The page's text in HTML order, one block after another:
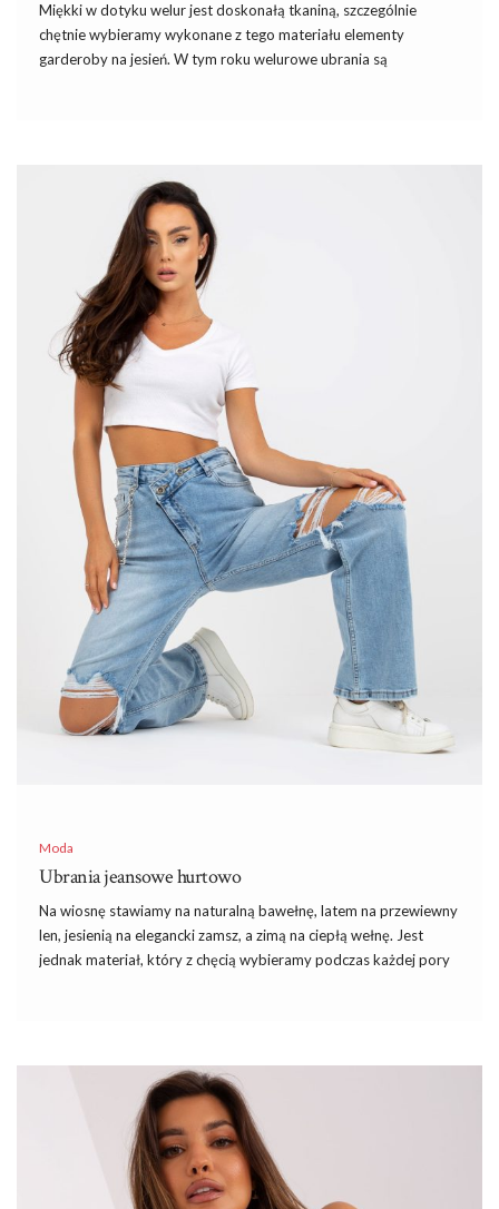
Miękki w dotyku welur jest doskonałą tkaniną, szczególnie
chętnie wybieramy wykonane z tego materiału elementy
garderoby na jesień. W tym roku welurowe ubrania są
Dlaczego warto stawiać na welur?
jest miłą i miękką w dotyku tkaniną o luksusowym
wyglądzie. Gruby i ciepły materiał przepięknie połyskuje, co
dodaje wykonanym z niego ubraniom dodatkowych walorów
estetycznych. Welurjest dosyć wytrzymały i odporny na
zniszczenie, a co najważniejsze nie mechaci się. Łatwo dbać o
jego pielęgnację.Welurowe ubrania
prezentują. Z tego materiału wykonuje się zarówno ubrania …
Moda
Ubrania jeansowe hurtowo
Na wiosnę stawiamy na naturalną bawełnę, latem na przewiewny
len, jesienią na elegancki zamsz, a zimą na ciepłą wełnę. Jest
jednak materiał, który z chęcią wybieramy podczas każdej pory
Dlaczego warto stawiać na ubrania
jeansowe?
Bez wątpienia,ubrania jeansowesą modne niezależnie od pory
roku czy zmieniających się trendów. Ponadczasowy, trwały i
doskonale wyglądają materiał sprawdza się w stylizacjach na